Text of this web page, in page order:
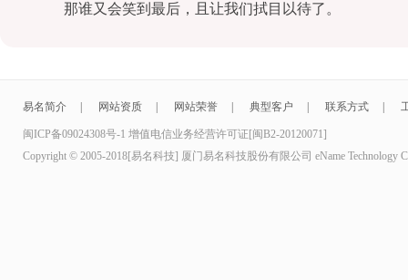
那谁又会笑到最后，且让我们拭目以待了。
易名简介 网站资质 网站荣誉 典型客户 联系方式
闽ICP备09024308号-1 增值电信业务经营许可证[闽B2-20120071]
Copyright © 2005-2018[易名科技] 厦门易名科技股份有限公司 eName Technology